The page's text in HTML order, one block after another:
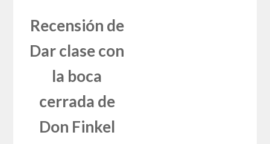
Recensión de
Dar clase con
la boca
cerrada de
Don Finkel